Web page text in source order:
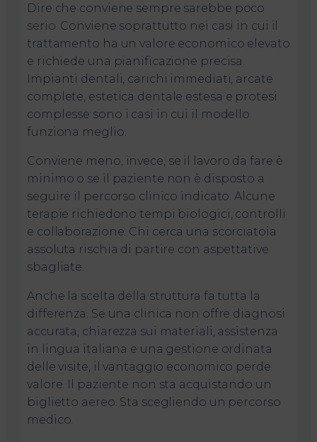
Dire che conviene sempre sarebbe poco
serio. Conviene soprattutto nei casi in cui il
trattamento ha un valore economico elevato
e richiede una pianificazione precisa.
Impianti dentali, carichi immediati, arcate
complete, estetica dentale estesa e protesi
complesse sono i casi in cui il modello
funziona meglio.
Conviene meno, invece, se il lavoro da fare è
minimo o se il paziente non è disposto a
seguire il percorso clinico indicato. Alcune
terapie richiedono tempi biologici, controlli
e collaborazione. Chi cerca una scorciatoia
assoluta rischia di partire con aspettative
sbagliate.
Anche la scelta della struttura fa tutta la
differenza. Se una clinica non offre diagnosi
accurata, chiarezza sui materiali, assistenza
in lingua italiana e una gestione ordinata
delle visite, il vantaggio economico perde
valore. Il paziente non sta acquistando un
biglietto aereo. Sta scegliendo un percorso
medico.